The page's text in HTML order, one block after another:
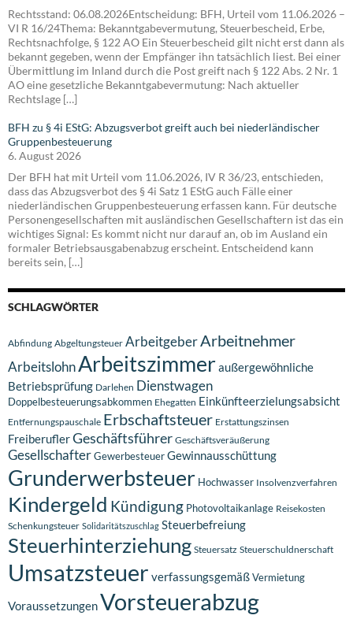
Rechtsstand: 06.08.2026Entscheidung: BFH, Urteil vom 11.06.2026 –
VI R 16/24Thema: Bekanntgabevermutung, Steuerbescheid, Erbe,
Rechtsnachfolge, § 122 AO Ein Steuerbescheid gilt nicht erst dann als
bekannt gegeben, wenn der Empfänger ihn tatsächlich liest. Bei einer
Übermittlung im Inland durch die Post greift nach § 122 Abs. 2 Nr. 1
AO eine gesetzliche Bekanntgabevermutung: Nach aktueller
Rechtslage […]
BFH zu § 4i EStG: Abzugsverbot greift auch bei niederländischer
Gruppenbesteuerung
6. August 2026
Der BFH hat mit Urteil vom 11.06.2026, IV R 36/23, entschieden,
dass das Abzugsverbot des § 4i Satz 1 EStG auch Fälle einer
niederländischen Gruppenbesteuerung erfassen kann. Für deutsche
Personengesellschaften mit ausländischen Gesellschaftern ist das ein
wichtiges Signal: Es kommt nicht nur darauf an, ob im Ausland ein
formaler Betriebsausgabenabzug erscheint. Entscheidend kann
bereits sein, […]
SCHLAGWÖRTER
Abfindung Abgeltungsteuer ArbeitgeberArbeitnehmer
ArbeitslohnArbeitszimmeraußergewöhnliche
Betriebsprüfung Darlehen Dienstwagen
Doppelbesteuerungsabkommen Ehegatten Einkünfteerzielungsabsicht
Entfernungspauschale Erbschaftsteuer Erstattungszinsen
FreiberuflerGeschäftsführer Geschäftsveräußerung
GesellschafterGewerbesteuerGewinnausschüttung
Grunderwerbsteuer Hochwasser Insolvenzverfahren
Kindergeld Kündigung Photovoltaikanlage Reisekosten
Schenkungsteuer Solidaritätszuschlag Steuerbefreiung
Steuerhinterziehung Steuersatz Steuerschuldnerschaft
Umsatzsteuer verfassungsgemäßVermietung
VoraussetzungenVorsteuerabzug